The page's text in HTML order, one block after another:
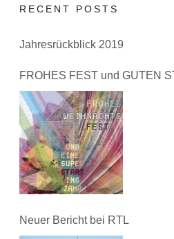
RECENT POSTS
Jahresrückblick 2019
FROHES FEST und GUTEN
Neuer Bericht bei RTL